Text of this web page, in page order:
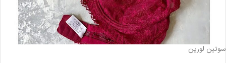
سوتین لورین